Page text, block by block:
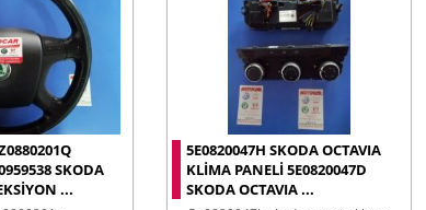
SKODA
...
5E0820047H SKODA OCTAVIA
KLIMA PANELI 5E0820047D
SKODA OCTAVIA ...